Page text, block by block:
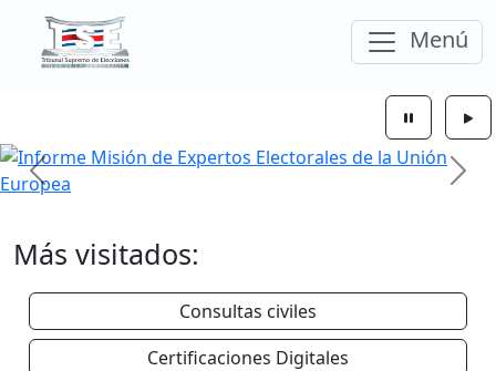
Ir a la página principal del Tribunal
el
Menú
Sitio web Tribunal Supremo de
Anterior
Más visitados:
Consultas civiles
Certificaciones Digitales